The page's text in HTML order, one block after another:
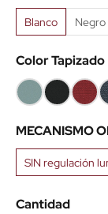
Blanco Negro
Color Tapizado
Aguamarina
Negro
8033
Rojo
MR7
MECANISMO
SIN regulación
Cantidad